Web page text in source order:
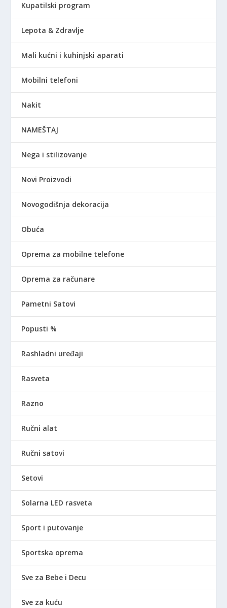
Kupatilski program
Lepota & Zdravlje
Mali kućni i kuhinjski aparati
Mobilni telefoni
Nakit
NAMEŠTAJ
Nega i stilizovanje
Novi Proizvodi
Novogodišnja dekoracija
Obuća
Oprema za mobilne telefone
Oprema za računare
Pametni Satovi
Popusti %
Rashladni uređaji
Rasveta
Razno
Ručni alat
Ručni satovi
Setovi
Solarna LED rasveta
Sport i putovanje
Sportska oprema
Sve za Bebe i Decu
Sve za kuću